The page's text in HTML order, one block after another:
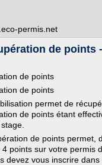
permis.net
de points -
de points
de points
permet de
de points étant
de points permet,
points sur votre permis
devez vous inscrire